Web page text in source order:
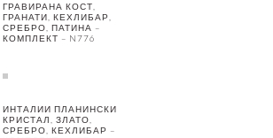
ГРАВИРАНА КОСТ,
ГРАНАТИ, КЕХЛИБАР,
СРЕБРО, ПАТИНА –
КОМПЛЕКТ – N776
ИНТАЛИИ ПЛАНИНСКИ
КРИСТАЛ, ЗЛАТО,
СРЕБРО, КЕХЛИБАР –